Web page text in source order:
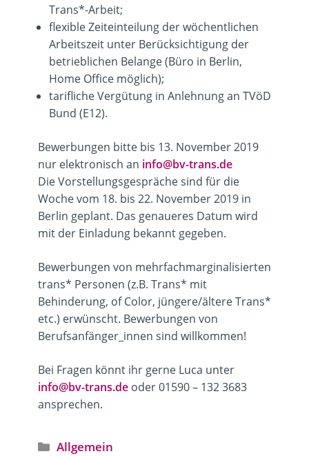
Trans*-Arbeit;
flexible Zeiteinteilung der wöchentlichen
Arbeitszeit unter Berücksichtigung der
betrieblichen Belange (Büro in Berlin,
Home Office möglich);
tarifliche Vergütung in Anlehnung an TVöD
Bund (E12).
Bewerbungen bitte bis 13. November 2019
nur elektronisch an info@bv-trans.de
DieVorstellungsgesprächesind für die
Woche vom 18. bis 22. November 2019 in
Berlin geplant. Das genaueres Datum wird
mit der Einladung bekannt gegeben.
Bewerbungen von mehrfachmarginalisierten
trans* Personen (z.B. Trans* mit
Behinderung, of Color, jüngere/ältere Trans*
etc.) erwünscht. Bewerbungen von
Berufsanfänger_innen sind willkommen!
Bei Fragen könnt ihr gerne Luca unter
info@bv-trans.de oder 01590 – 132 3683
ansprechen.
Kategorien
Allgemein